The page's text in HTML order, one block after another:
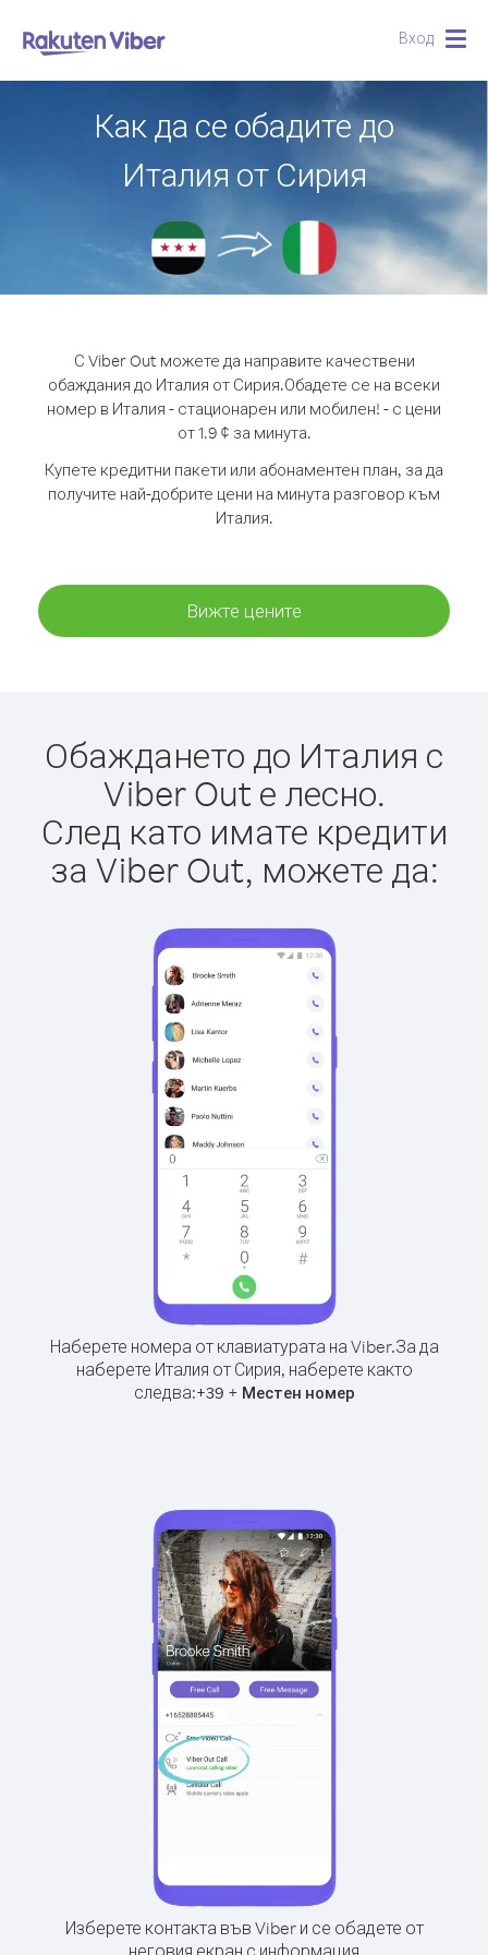
Вход
Как да се обадите до
Италия от Сирия
С Viber Out можете да направите качествени
обаждания до Италия от Сирия.Обадете се на всеки
номер в Италия - стационарен или мобилен! - с цени
от 1.9 ¢ за минута.
Купете кредитни пакети или абонаментен план, за да
получите най-добрите цени на минута разговор към
Италия.
Вижте цените
Обаждането до Италия с
Viber Out е лесно.
След като имате кредити
за Viber Out, можете да:
Наберете номера от клавиатурата на Viber.За да
наберете Италия от Сирия, наберете както
следва:+39 + Местен номер
Изберете контакта във Viber и се обадете от
неговия екран с информация